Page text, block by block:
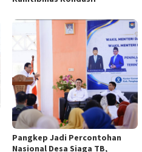
Pangkep Jadi Percontohan
Nasional Desa Siaga TB,